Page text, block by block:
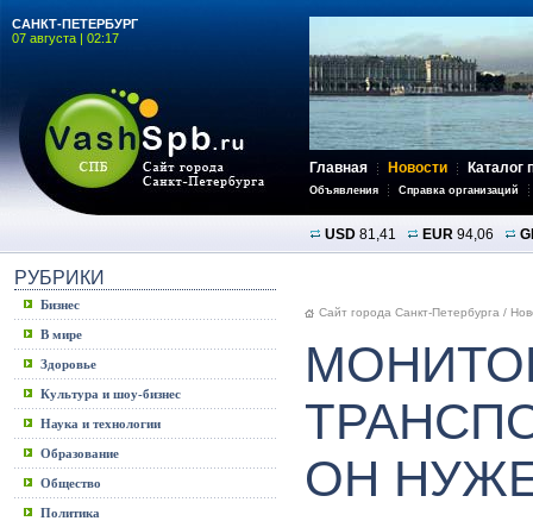
САНКТ-ПЕТЕРБУРГ
07 августа | 02:17
Главная Новости Каталог
Объявления Справка организаций
USD 81,41 EUR 94,06
РУБРИКИ
Бизнес
В мире
Здоровье
Культура и шоу-бизнес
Наука и технологии
Образование
Общество
Политика
Сайт города Санкт-Петербурга /
ОН